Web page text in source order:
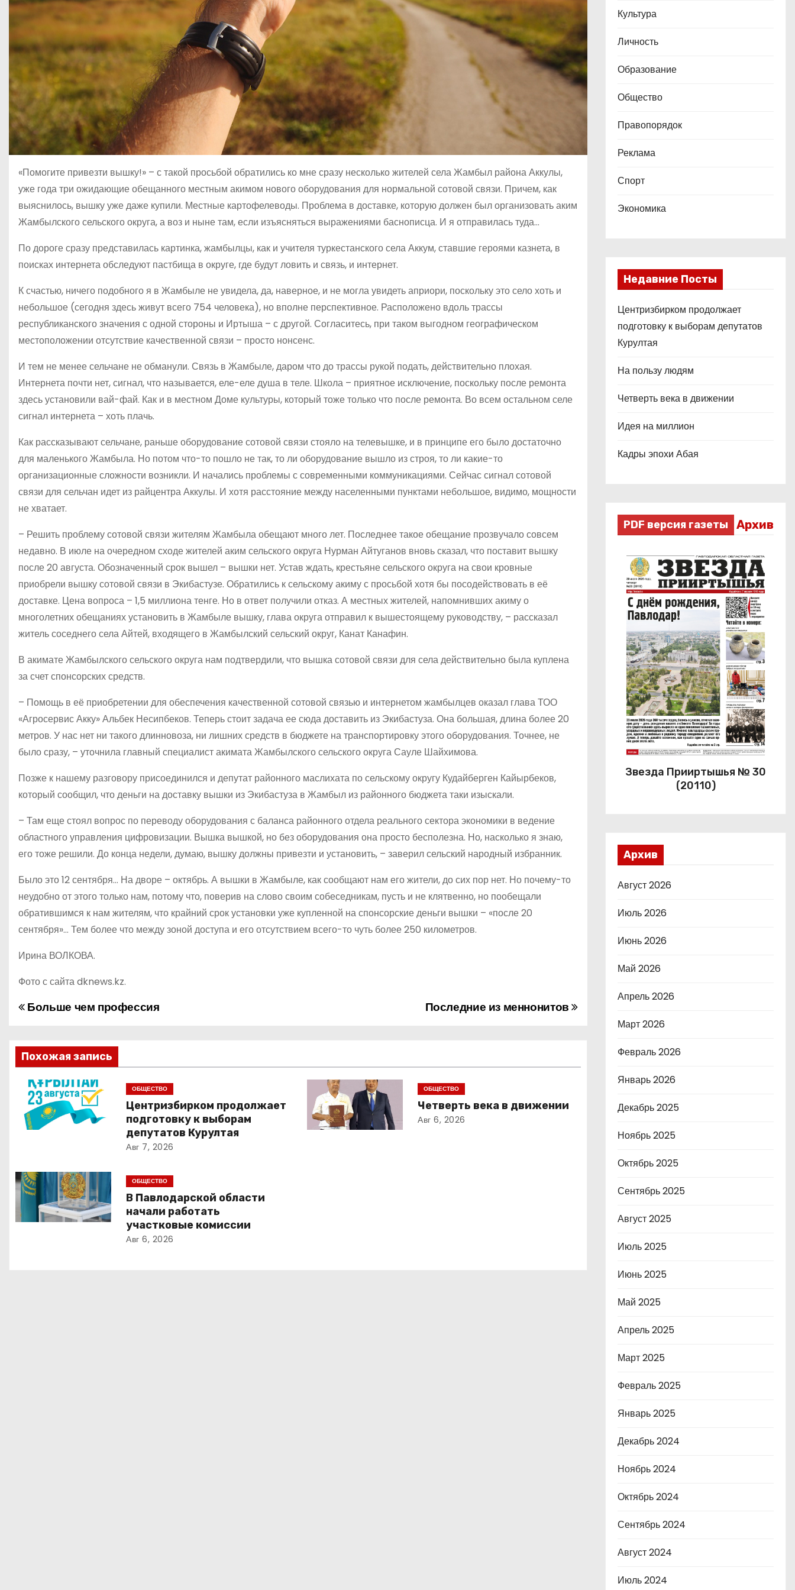
«Помогите привезти вышку!» – с такой просьбой обратились ко мне сразу несколько жителей села Жамбыл района Аккулы,
уже года три ожидающие обещанного местным акимом нового оборудования для нормальной сотовой связи. Причем, как
выяснилось, вышку уже даже купили. Местные картофелеводы. Проблема в доставке, которую должен был организовать аким
Жамбылского сельского округа, а воз и ныне там, если изъясняться выражениями баснописца. И я отправилась туда…
По дороге сразу представилась картинка, жамбылцы, как и учителя туркестанского села Аккум, ставшие героями казнета, в
поисках интернета обследуют пастбища в округе, где будут ловить и связь, и интернет.
К счастью, ничего подобного я в Жамбыле не увидела, да, наверное, и не могла увидеть априори, поскольку это село хоть и
небольшое (сегодня здесь живут всего 754 человека), но вполне перспективное. Расположено вдоль трассы
республиканского значения с одной стороны и Иртыша – с другой. Согласитесь, при таком выгодном географическом
местоположении отсутствие качественной связи – просто нонсенс.
И тем не менее сельчане не обманули. Связь в Жамбыле, даром что до трассы рукой подать, действительно плохая.
Интернета почти нет, сигнал, что называется, еле-еле душа в теле. Школа – приятное исключение, поскольку после ремонта
здесь установили вай-фай. Как и в местном Доме культуры, который тоже только что после ремонта. Во всем остальном селе
сигнал интернета – хоть плачь.
Как рассказывают сельчане, раньше оборудование сотовой связи стояло на телевышке, и в принципе его было достаточно
для маленького Жамбыла. Но потом что-то пошло не так, то ли оборудование вышло из строя, то ли какие-то
организационные сложности возникли. И начались проблемы с современными коммуникациями. Сейчас сигнал сотовой
связи для сельчан идет из райцентра Аккулы. И хотя расстояние между населенными пунктами небольшое, видимо, мощности
не хватает.
– Решить проблему сотовой связи жителям Жамбыла обещают много лет. Последнее такое обещание прозвучало совсем
недавно. В июле на очередном сходе жителей аким сельского округа Нурман Айтуганов вновь сказал, что поставит вышку
после 20 августа. Обозначенный срок вышел – вышки нет. Устав ждать, крестьяне сельского округа на свои кровные
приобрели вышку сотовой связи в Экибастузе. Обратились к сельскому акиму с просьбой хотя бы посодействовать в её
доставке. Цена вопроса – 1,5 миллиона тенге. Но в ответ получили отказ. А местных жителей, напомнивших акиму о
многолетних обещаниях установить в Жамбыле вышку, глава округа отправил к вышестоящему руководству, – рассказал
житель соседнего села Айтей, входящего в Жамбылский сельский округ, Канат Канафин.
В акимате Жамбылского сельского округа нам подтвердили, что вышка сотовой связи для села действительно была куплена
за счет спонсорских средств.
– Помощь в её приобретении для обеспечения качественной сотовой связью и интернетом жамбылцев оказал глава ТОО
«Агросервис Акку» Альбек Несипбеков. Теперь стоит задача ее сюда доставить из Экибастуза. Она большая, длина более 20
метров. У нас нет ни такого длинновоза, ни лишних средств в бюджете на транспортировку этого оборудования. Точнее, не
было сразу, – уточнила главный специалист акимата Жамбылского сельского округа Сауле Шайхимова.
Позже к нашему разговору присоединился и депутат районного маслихата по сельскому округу Кудайберген Кайырбеков,
который сообщил, что деньги на доставку вышки из Экибастуза в Жамбыл из районного бюджета таки изыскали.
– Там еще стоял вопрос по переводу оборудования с баланса районного отдела реального сектора экономики в ведение
областного управления цифровизации. Вышка вышкой, но без оборудования она просто бесполезна. Но, насколько я знаю,
его тоже решили. До конца недели, думаю, вышку должны привезти и установить, – заверил сельский народный избранник.
Было это 12 сентября… На дворе – октябрь. А вышки в Жамбыле, как сообщают нам его жители, до сих пор нет. Но почему-то
неудобно от этого только нам, потому что, поверив на слово своим собеседникам, пусть и не клятвенно, но пообещали
обратившимся к нам жителям, что крайний срок установки уже купленной на спонсорские деньги вышки – «после 20
сентября»… Тем более что между зоной доступа и его отсутствием всего-то чуть более 250 километров.
Ирина ВОЛКОВА.
Фото с сайта dknews.kz.
Н
в
и
г
а
и
я
Последние из меннонитов
Больше чем профессия
Похожая запись
ОБЩЕСТВО
Центризбирком продолжает
подготовку к выборам
депутатов Курултая
Авг 7, 2026
ОБЩЕСТВО
Четверть века в движении
Авг 6, 2026
ОБЩЕСТВО
В Павлодарской области
начали работать
участковые комиссии
Авг 6, 2026
Культура
Личность
Образование
Общество
Правопорядок
Реклама
Спорт
Экономика
Недавние Посты
Центризбирком продолжает
подготовку к выборам депутатов
Курултая
На пользу людям
Четверть века в движении
Идея на миллион
Кадры эпохи Абая
PDF версия газеты Архив
Звезда Прииртышья № 30
(20110)
Архив
Август 2026
Июль 2026
Июнь 2026
Май 2026
Апрель 2026
Март 2026
Февраль 2026
Январь 2026
Декабрь 2025
Ноябрь 2025
Октябрь 2025
Сентябрь 2025
Август 2025
Июль 2025
Июнь 2025
Май 2025
Апрель 2025
Март 2025
Февраль 2025
Январь 2025
Декабрь 2024
Ноябрь 2024
Октябрь 2024
Сентябрь 2024
Август 2024
Июль 2024